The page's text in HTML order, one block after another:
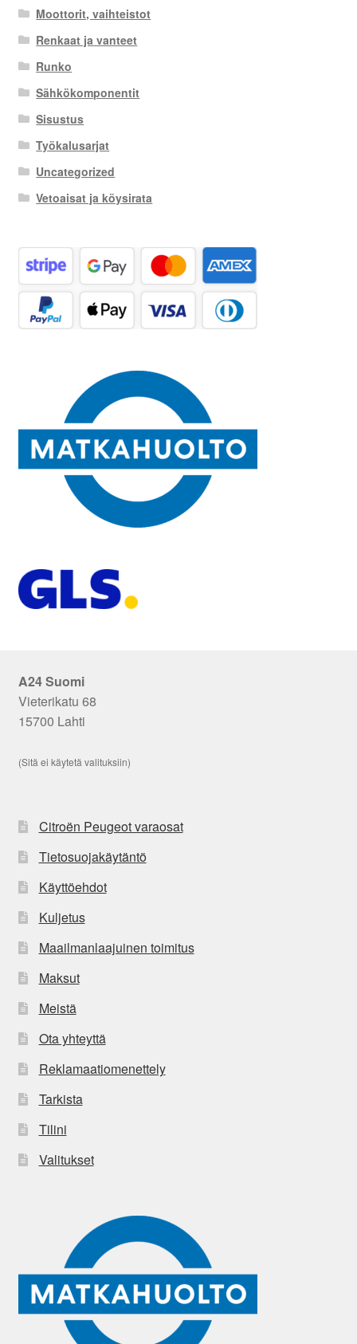
Moottorit, vaihteistot
Renkaat ja vanteet
Runko
Sähkökomponentit
Sisustus
Työkalusarjat
Uncategorized
Vetoaisat ja köysirata
A24 Suomi
Vieterikatu 68
15700 Lahti
(Sitä ei käytetä valituksiin)
Citroën Peugeot varaosat
Tietosuojakäytäntö
Käyttöehdot
Kuljetus
Maailmanlaajuinen toimitus
Maksut
Meistä
Ota yhteyttä
Reklamaatiomenettely
Tarkista
Tilini
Valitukset